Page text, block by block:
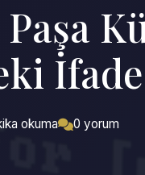
Paşa
okuma 0 yorum